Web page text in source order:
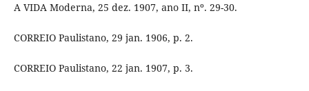
A VIDA Moderna, 25 dez. 1907, ano II, nº. 29-30.
CORREIO Paulistano, 29 jan. 1906, p. 2.
CORREIO Paulistano, 22 jan. 1907, p. 3.